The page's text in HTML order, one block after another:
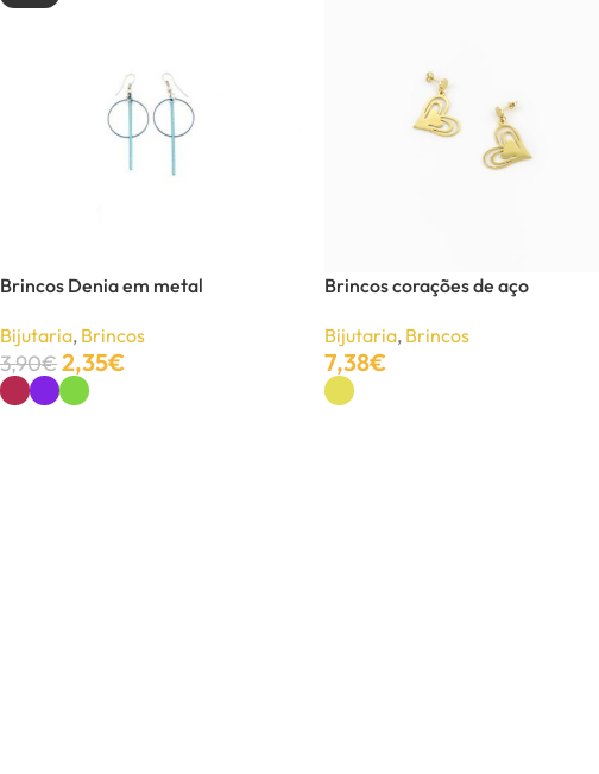
Colar Dacey prateado
Brincos Denia em metal
Bijutaria, Brincos
3,90€2,35€
Ver Opções
Brincos corações de aço
Bijutaria, Brincos
7,38€
Ver Opções